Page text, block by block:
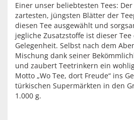
Einer unser beliebtesten Tees:
zartesten, jüngsten Blätter der
diesen Tee ausgewählt und
jegliche Zusatzstoffe ist dieser
Gelegenheit. Selbst nach dem
Mischung dank seiner
und zaubert Teetrinkern ein
Motto „Wo Tee, dort Freude“ ins
türkischen Supermärkten in den
1.000 g.